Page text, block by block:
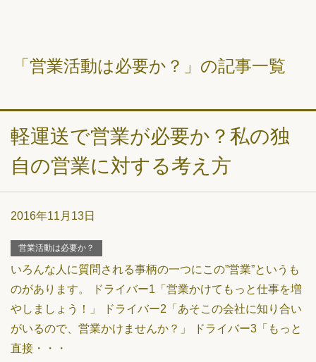
「営業活動は必要か？」の記事一覧
軽運送で営業が必要か？私の独
自の営業に対する考え方
2016年11月13日
営業活動は必要か？
いろんな人に質問される事柄の一つにこの”営業”というも
のがあります。 ドライバー1「営業かけてもっと仕事を増
やしましょう！」 ドライバー2「あそこの会社に知り合い
がいるので、営業かけませんか？」 ドライバー3「もっと
直接・・・